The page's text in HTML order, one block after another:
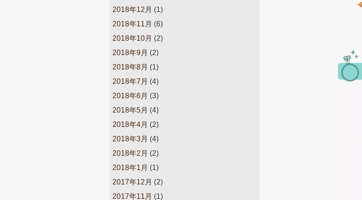
2018年12月 (1)
2018年11月 (6)
2018年10月 (2)
2018年9月 (2)
2018年8月 (1)
2018年7月 (4)
2018年6月 (3)
2018年5月 (4)
2018年4月 (2)
2018年3月 (4)
2018年2月 (2)
2018年1月 (1)
2017年12月 (2)
2017年11月 (1)